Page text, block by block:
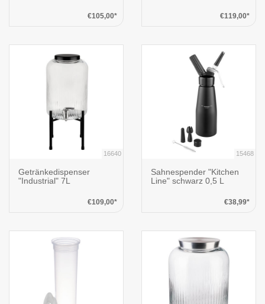
€105,00* €119,00*
16640
Getränkedispenser
"Industrial" 7L
€109,00*
15468
Sahnespender "Kitchen
Line" schwarz 0,5 L
€38,99*